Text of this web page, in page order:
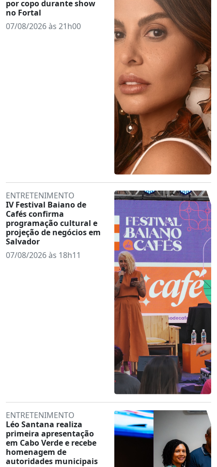
por copo durante show
no Fortal
07/08/2026 às 21h00
ENTRETENIMENTO
IV Festival Baiano de
Cafés confirma
programação cultural e
projeção de negócios em
Salvador
07/08/2026 às 18h11
ENTRETENIMENTO
Léo Santana realiza
primeira apresentação
em Cabo Verde e recebe
homenagem de
autoridades municipais